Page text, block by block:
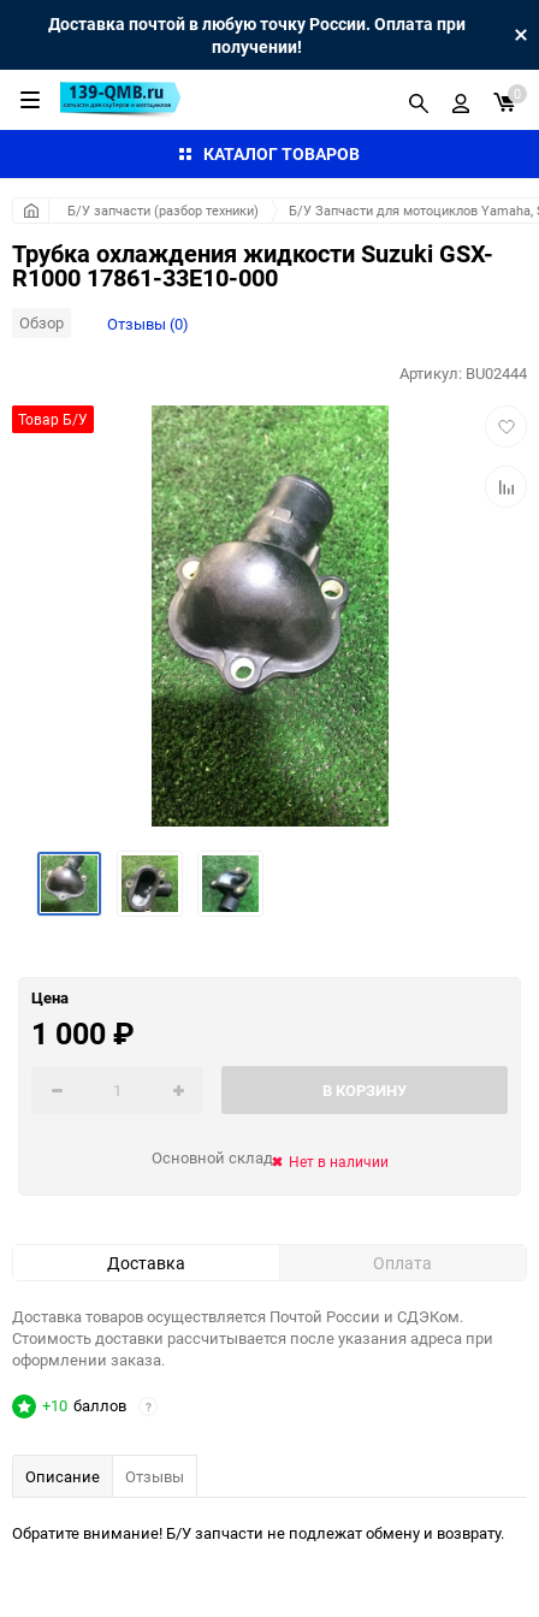
Доставка почтой в любую точку России. Оплата при
получении!
КАТАЛОГ ТОВАРОВ
0
Б/У запчасти (разбор техники) Б/У Запчасти для мотоциклов Yamaha,
Трубка охлаждения жидкости Suzuki GSX-
R1000 17861-33E10-000
Обзор Отзывы (0)
Товар Б/У
Артикул: BU02444
Цена
1 000₽
В КОРЗИНУ
Основной склад Нет в наличии
Доставка Оплата
Доставка товаров осуществляется Почтой России и СДЭКом.
Стоимость доставки рассчитывается после указания адреса при
оформлении заказа.
+10 баллов ?
Описание Отзывы
Обратите внимание! Б/У запчасти не подлежат обмену и возврату.